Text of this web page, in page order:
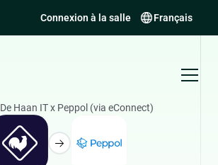
Connexion à la salle Français
De Haan IT x Peppol (via eConnect)